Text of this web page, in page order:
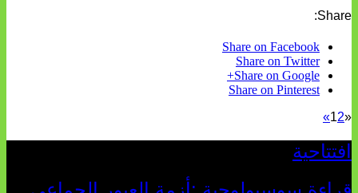
Share:
Share on Facebook
Share on Twitter
Share on Google+
Share on Pinterest
«
12
»
افتتاحية